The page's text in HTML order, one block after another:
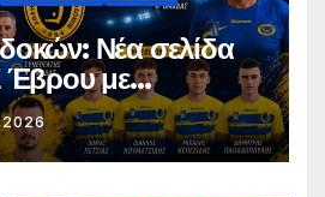
Νέα σελίδα
Έβρου με
και
νέα γενιά